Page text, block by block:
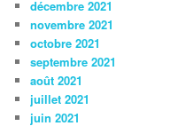
décembre 2021
novembre 2021
octobre 2021
septembre 2021
août 2021
juillet 2021
juin 2021